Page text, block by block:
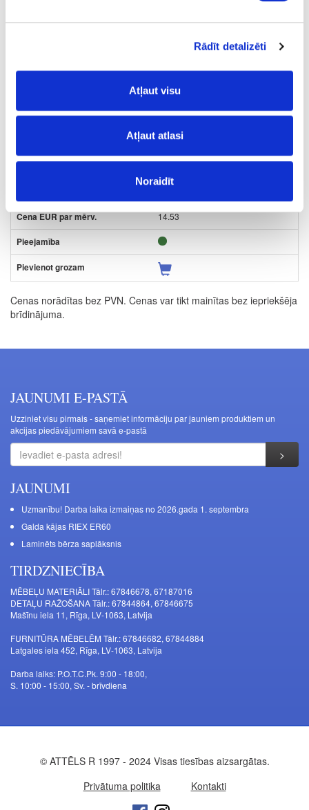
Rādīt detalizēti
Atļaut visu
Atļaut atlasi
Noraidīt
5
25
10
14.53
Cenas norādītas bez PVN. Cenas var tikt mainītas bez iepriekšēja
brīdinājuma.
JAUNUMI E-PASTĀ
Uzziniet visu pirmais - saņemiet informāciju par jauniem produktiem un
akcijas piedāvājumiem savā e-pastā
JAUNUMI
Uzmanību! Darba laika izmaiņas no 2026.gada 1. septembra
Galda kājas RIEX ER60
Laminēts bērza saplāksnis
TIRDZNIECĪBA
MĒBEĻU MATERIĀLI Tālr.: 67846678, 67187016
DETAĻU RAŽOŠANA Tālr.: 67844864, 67846675
Mašīnu iela 11, Rīga, LV-1063, Latvija
FURNITŪRA MĒBELĒM Tālr.: 67846682, 67844884
Latgales iela 452, Rīga, LV-1063, Latvija
Darba laiks: P.O.T.C.Pk. 9:00 - 18:00,
S. 10:00 - 15:00, Sv. - brīvdiena
© ATTĒLS R 1997 - 2024 Visas tiesības aizsargātas.
Privātuma politika
Kontakti